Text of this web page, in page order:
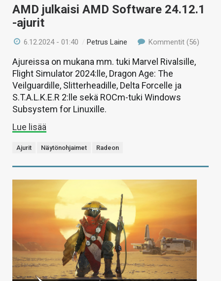
AMD julkaisi AMD Software 24.12.1
-ajurit
6.12.2024 - 01:40 /Petrus Laine Kommentit (56)
Ajureissa on mukana mm. tuki Marvel Rivalsille,
Flight Simulator 2024:lle, Dragon Age: The
Veilguardille, Slitterheadille, Delta Forcelle ja
S.T.A.L.K.E.R 2:lle sekä ROCm-tuki Windows
Subsystem for Linuxille.
Lue lisää
Ajurit Näytönohjaimet Radeon